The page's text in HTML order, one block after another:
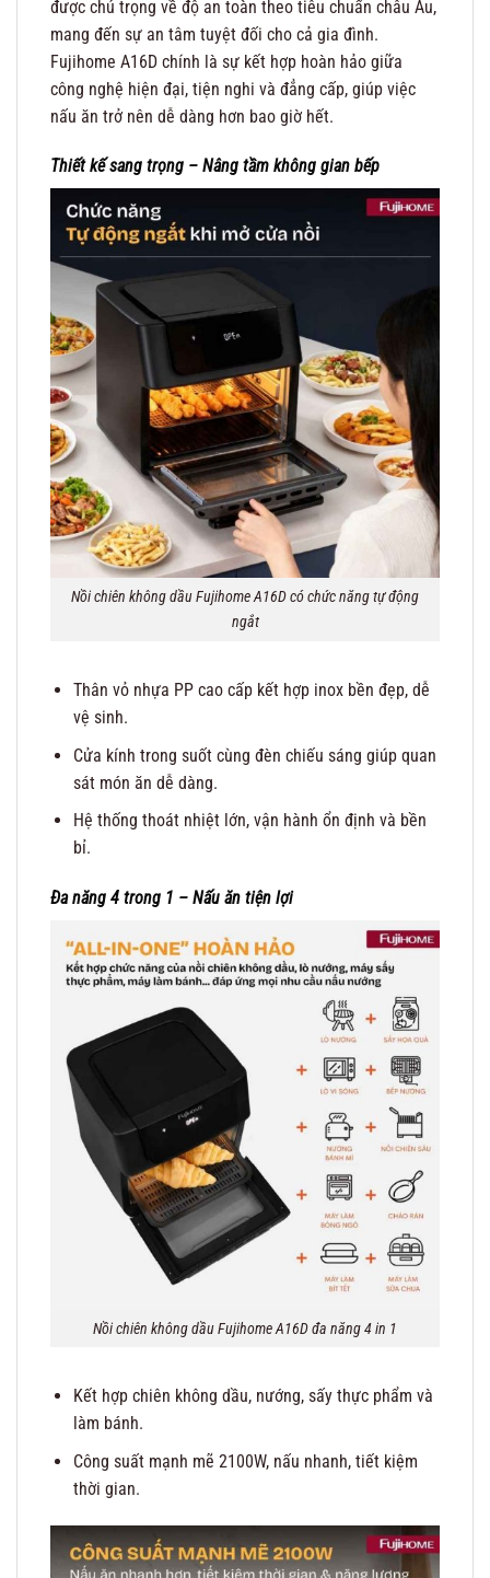
được chú trọng về độ an toàn theo tiêu chuẩn châu Âu,
mang đến sự an tâm tuyệt đối cho cả gia đình.
Fujihome A16D chính là sự kết hợp hoàn hảo giữa
công nghệ hiện đại, tiện nghi và đẳng cấp, giúp việc
nấu ăn trở nên dễ dàng hơn bao giờ hết.
Thiết kế sang trọng – Nâng tầm không gian bếp
Nồi chiên không dầu Fujihome A16D có chức năng tự động
ngắt
Thân vỏ nhựa PP cao cấp kết hợp inox bền đẹp, dễ
vệ sinh.
Cửa kính trong suốt cùng đèn chiếu sáng giúp quan
sát món ăn dễ dàng.
Hệ thống thoát nhiệt lớn, vận hành ổn định và bền
bỉ.
Đa năng 4 trong 1 – Nấu ăn tiện lợi
Nồi chiên không dầu Fujihome A16D đa năng 4 in 1
Kết hợp chiên không dầu, nướng, sấy thực phẩm và
làm bánh.
Công suất mạnh mẽ 2100W, nấu nhanh, tiết kiệm
thời gian.